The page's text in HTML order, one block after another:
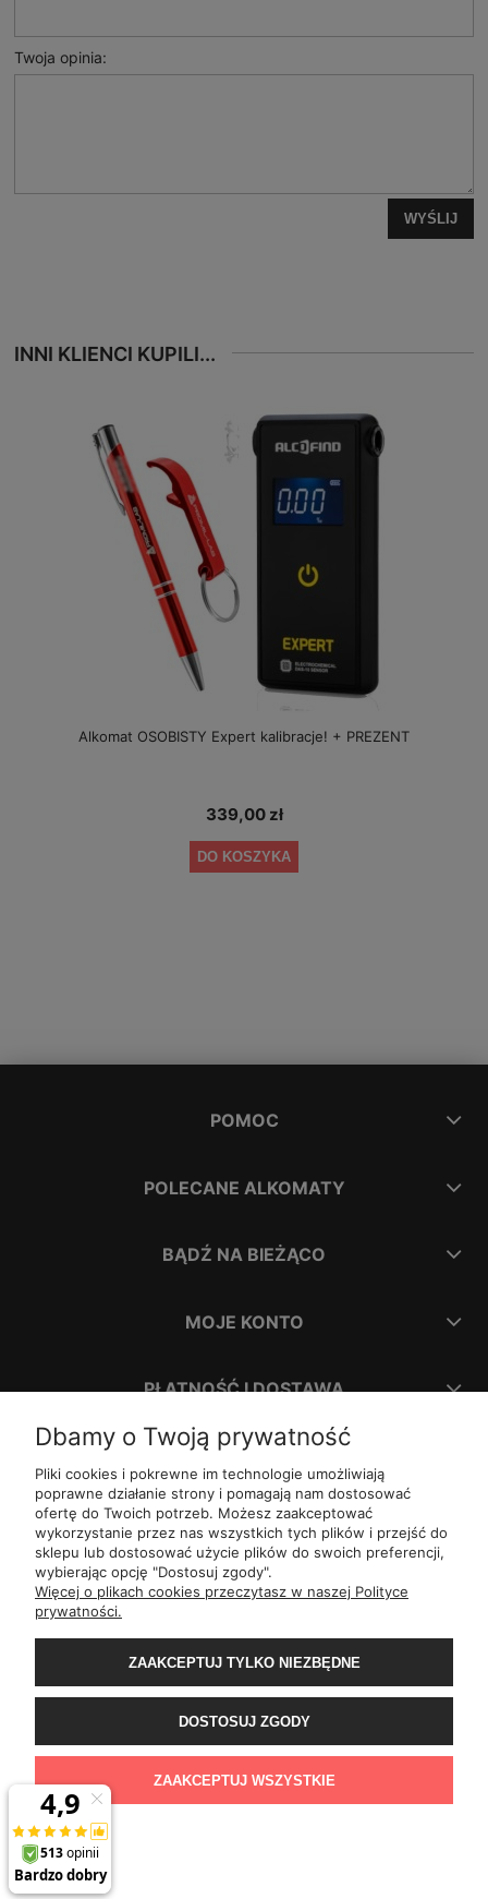
Twoja opinia:
WYŚLIJ
INNI KLIENCI KUPILI...
Alkomat OSOBISTY Expert kalibracje! + PREZENT
339,00 zł
DO KOSZYKA
POMOC
POLECANE ALKOMATY
BĄDŹ NA BIEŻĄCO
MOJE KONTO
PŁATNOŚĆ I DOSTAWA
INFORMACJE
O NAS
ul.Romana Dmowskiego 1,
Św. Filipa 23/3, 31-150 Kraków
ul.Mielęckiego 10 lok 503,
Al.Jerozolimskie 81 lok 7.10, 02-001 Warszawa
Wały Piastowskie 1lok. 1508,80-855 Gdańsk
Białystok
ul.ul. 1-go Maja 13lok. 2,20-410 Lublin
Rejtana 49/6, 35-310 Rzeszów
ul.Wiertnicza 115, 02-952 Warszawa
Bohaterów Warszawy 11b, 70-370
Dbamy o Twoją prywatność
Pliki cookies i pokrewne im technologie umożliwiają
poprawne działanie strony i pomagają nam dostosować
ofertę do Twoich potrzeb. Możesz zaakceptować
wykorzystanie przez nas wszystkich tych plików i przejść do
sklepu lub dostosować użycie plików do swoich preferencji,
wybierając opcję "Dostosuj zgody".
Więcej o plikach cookies przeczytasz w naszej Polityce
prywatności.
ZAAKCEPTUJ TYLKO NIEZBĘDNE
DOSTOSUJ ZGODY
ZAAKCEPTUJ WSZYSTKIE